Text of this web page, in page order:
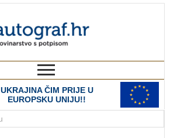
UKRAJINA ČIM PRIJE U
EUROPSKU UNIJU!!